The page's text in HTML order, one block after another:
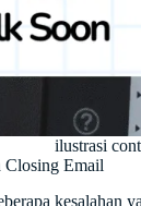
ilustrasi
Closing Email
kesalahan